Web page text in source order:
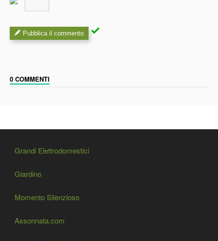
Pubblica il commento
0 COMMENTI
Grandi Elettrodomestici
Giardino
Momento Silenzioso
Assonnata.com